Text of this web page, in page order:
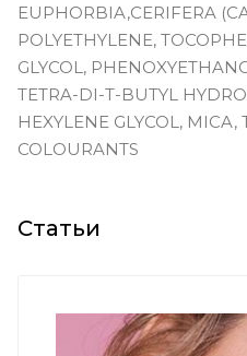
EUPHORBIA,CERIFERA
POLYETHYLENE,
GLYCOL,
TETRA-DI-T-BUTYL
HEXYLENE GLYCOL,
COLOURANTS
Статьи